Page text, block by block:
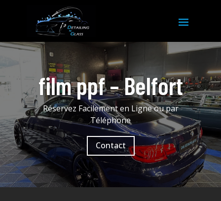
film ppf – Belfort
Réservez Facilement en Ligne ou par
Téléphone
Contact